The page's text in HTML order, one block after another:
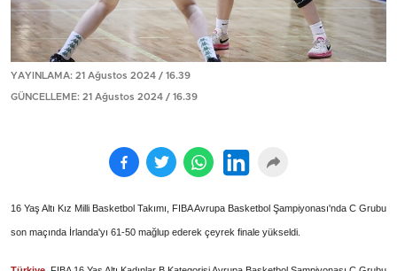
YAYINLAMA: 21 Ağustos 2024 / 16.39
GÜNCELLEME: 21 Ağustos 2024 / 16.39
16 Yaş Altı Kız Milli Basketbol Takımı, FIBA Avrupa Basketbol Şampiyonası'nda C Grubu
son maçında İrlanda'yı 61-50 mağlup ederek çeyrek finale yükseldi.